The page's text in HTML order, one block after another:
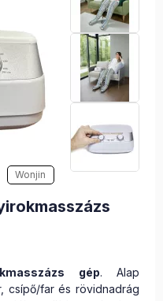
Wonjin
gép. Alap
csípő/far és rövidnadrág